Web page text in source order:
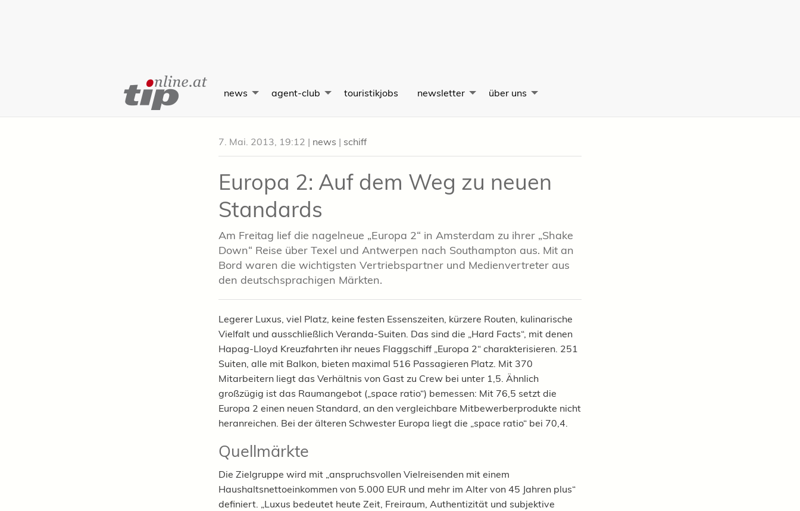
Content
news agent-club touristikjobs newsletter über uns
7. Mai. 2013, 19:12 | news | schiff
Europa 2: Auf dem Weg zu neuen
Standards
Am Freitag lief die nagelneue „Europa 2“ in Amsterdam zu ihrer „Shake
Down“ Reise über Texel und Antwerpen nach Southampton aus. Mit an
Bord waren die wichtigsten Vertriebspartner und Medienvertreter aus
den deutschsprachigen Märkten.
Legerer Luxus, viel Platz, keine festen Essenszeiten, kürzere Routen, kulinarische
Vielfalt und ausschließlich Veranda-Suiten. Das sind die „Hard Facts“, mit denen
Hapag-Lloyd Kreuzfahrten ihr neues Flaggschiff „Europa 2“ charakterisieren. 251
Suiten, alle mit Balkon, bieten maximal 516 Passagieren Platz. Mit 370
Mitarbeitern liegt das Verhältnis von Gast zu Crew bei unter 1,5. Ähnlich
großzügig ist das Raumangebot („space ratio“) bemessen: Mit 76,5 setzt die
Europa 2 einen neuen Standard, an den vergleichbare Mitbewerberprodukte nicht
heranreichen. Bei der älteren Schwester Europa liegt die „space ratio“ bei 70,4.
Quellmärkte
Die Zielgruppe wird mit „anspruchsvollen Vielreisenden mit einem
Haushaltsnettoeinkommen von 5.000 EUR und mehr im Alter von 45 Jahren plus“
definiert. „Luxus bedeutet heute Zeit, Freiraum, Authentizität und subjektive